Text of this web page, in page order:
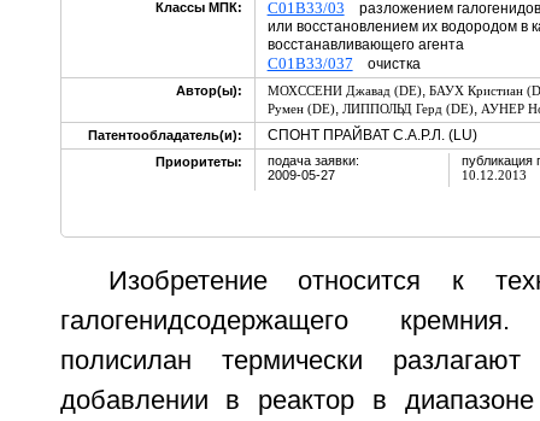
Классы МПК: C01B33/03 разложением
или восстановлением их водородом в
восстанавливающего агента
C01B33/037 очистка
Автор(ы): МОХССЕНИ Джавад (DE), БАУХ Кристиан
Румен (DE), ЛИППОЛЬД Герд (DE), АУНЕР
Патентообладатель(и):
СПОНТ ПРАЙВАТ С.А.Р.Л. (LU)
Приоритеты:
подача заявки:
2009-05-27
публикация
10.12.2013
Изобретение относится к
галогенидсодержащего кремния.
полисилан термически
добавлении в реактор в